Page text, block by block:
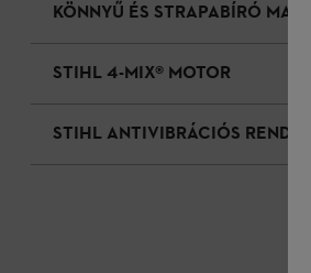
KÖNNYŰ ÉS STRAPABÍRÓ
STIHL 4-MIX® MOTOR
STIHL ANTIVIBRÁCIÓS